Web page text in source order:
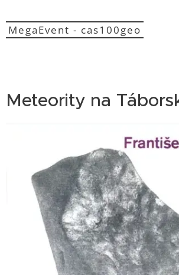
MegaEvent - cas100geo
Meteority na